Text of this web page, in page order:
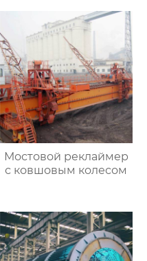
Мостовой реклаймер
с ковшовым колесом